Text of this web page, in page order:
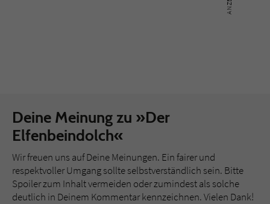
Deine Meinung zu »Der
Elfenbeindolch«
Wir freuen uns auf Deine Meinungen. Ein fairer und
respektvoller Umgang sollte selbstverständlich sein. Bitte
Spoiler zum Inhalt vermeiden oder zumindest als solche
deutlich in Deinem Kommentar kennzeichnen. Vielen Dank!